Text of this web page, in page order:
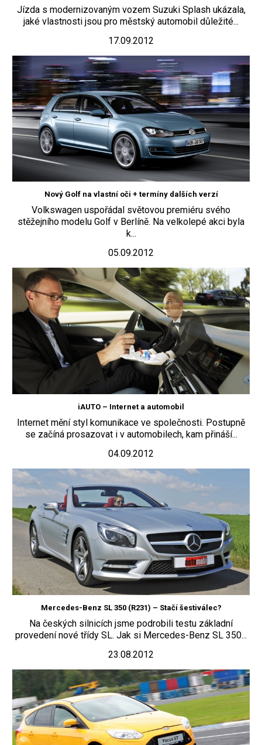
Jízda s modernizovaným vozem Suzuki Splash ukázala,
jaké vlastnosti jsou pro městský automobil důležité...
17.09.2012
Nový Golf na vlastní oči + termíny dalších verzí
Volkswagen uspořádal světovou premiéru svého
stěžejního modelu Golf v Berlíně. Na velkolepé akci byla
k...
05.09.2012
iAUTO – Internet a automobil
Internet mění styl komunikace ve společnosti. Postupně
se začíná prosazovat i v automobilech, kam přináší...
04.09.2012
Mercedes-Benz SL 350 (R231) – Stačí šestiválec?
Na českých silnicích jsme podrobili testu základní
provedení nové třídy SL. Jak si Mercedes-Benz SL 350...
23.08.2012